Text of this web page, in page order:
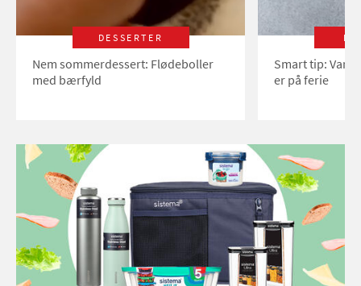
DESSERTER
Nem sommerdessert: Flødeboller
med bærfyld
Smart tip:
er på ferie